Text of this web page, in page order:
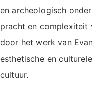
en archeologisch
pracht en complexiteit
door het werk van
esthetische en
cultuur.